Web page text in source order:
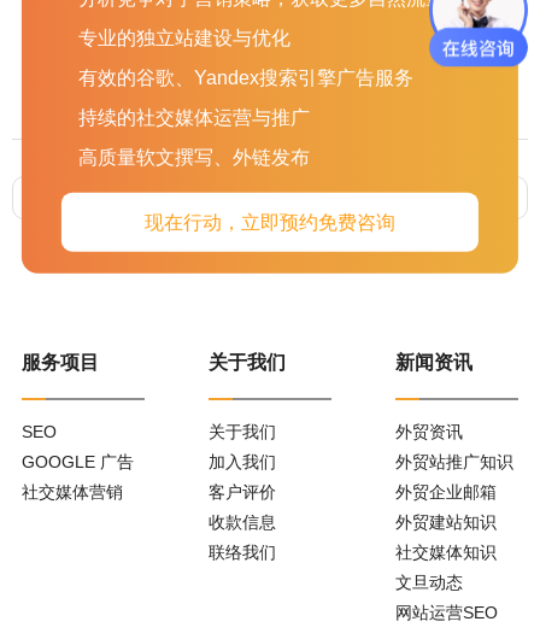
杭州、温州等地均有分公司办事处，如果您有外贸官网定制、外
贸网站建设、外贸网站推广运营、谷歌海外推广、社交媒体运营
等方面的需求，欢迎联系我们：0512-6707 8312。
上一篇 :疫情期间，外贸人如何开发客户？ 下一篇 :如何利用外贸官网招揽生意的6要点
服务项目
SEO
GOOGLE 广告
社交媒体营销
关于我们
关于我们
加入我们
客户评价
收款信息
联络我们
新闻资讯
外贸资讯
外贸站推广知识
外贸企业邮箱
外贸建站知识
社交媒体知识
文旦动态
网站运营SEO
专业的独立站建设与优化
有效的谷歌、Yandex搜索引擎广告服务
持续的社交媒体运营与推广
高质量软文撰写、外链发布
现在行动，立即预约免费咨询